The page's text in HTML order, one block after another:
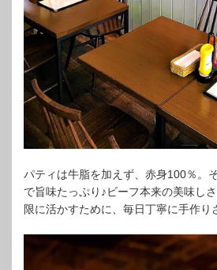
パティは牛脂を加えず、赤身100％。
で旨味たっぷり♪ビーフ本来の美味し
限に活かすために、毎日丁寧に手作り